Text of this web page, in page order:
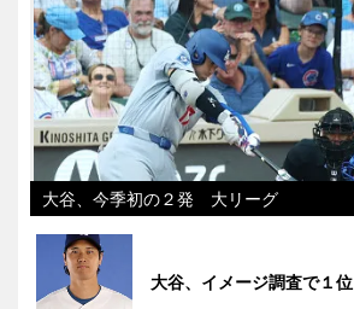
大谷、今季初の２発 大リーグ
大谷、イメージ調査で１位